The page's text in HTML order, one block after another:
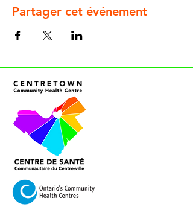
Partager cet événement